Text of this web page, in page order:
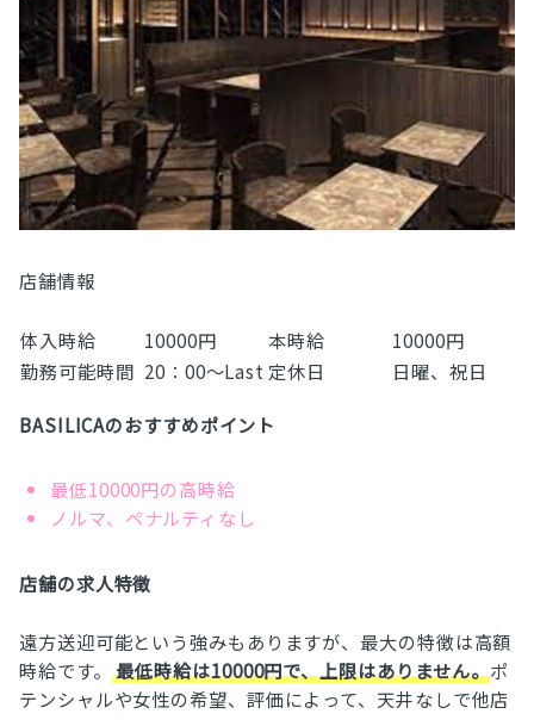
店舗情報
体入時給 10000円 本時給
10000円
勤務可能時間 20：00～Last 定休日 日曜、祝日
BASILICAのおすすめポイント
最低10000円の高時給
ノルマ、ペナルティなし
店舗の求人特徴
遠方送迎可能という強みもありますが、最大の特徴は高額
時給です。 最低時給は10000円で、上限はありません。ポ
テンシャルや女性の希望、評価によって、天井なしで他店